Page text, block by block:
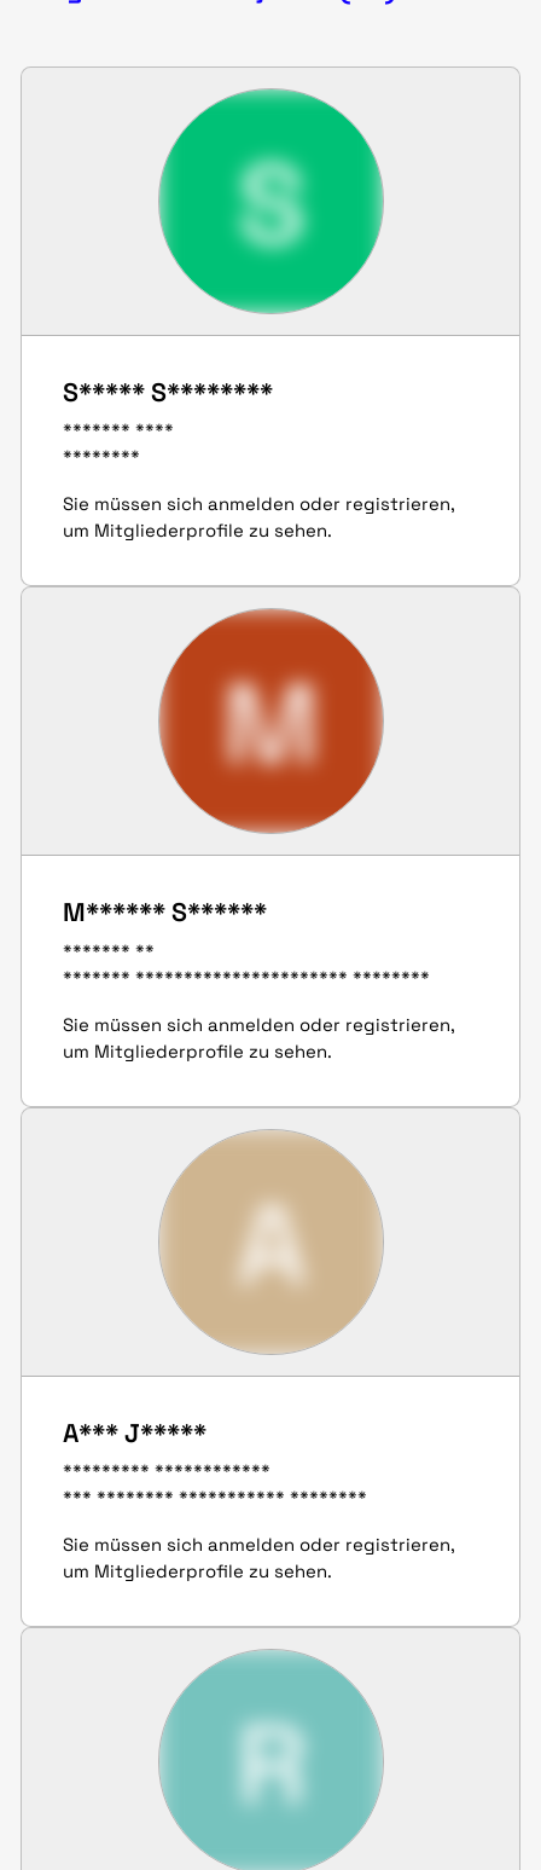
S
S***** S********
******* ****
********
Sie müssen sich anmelden oder registrieren,
um Mitgliederprofile zu sehen.
M
M****** S******
******* **
******* ********************** ********
Sie müssen sich anmelden oder registrieren,
um Mitgliederprofile zu sehen.
A
A*** J*****
********* ************
*** ******** *********** ********
Sie müssen sich anmelden oder registrieren,
um Mitgliederprofile zu sehen.
R